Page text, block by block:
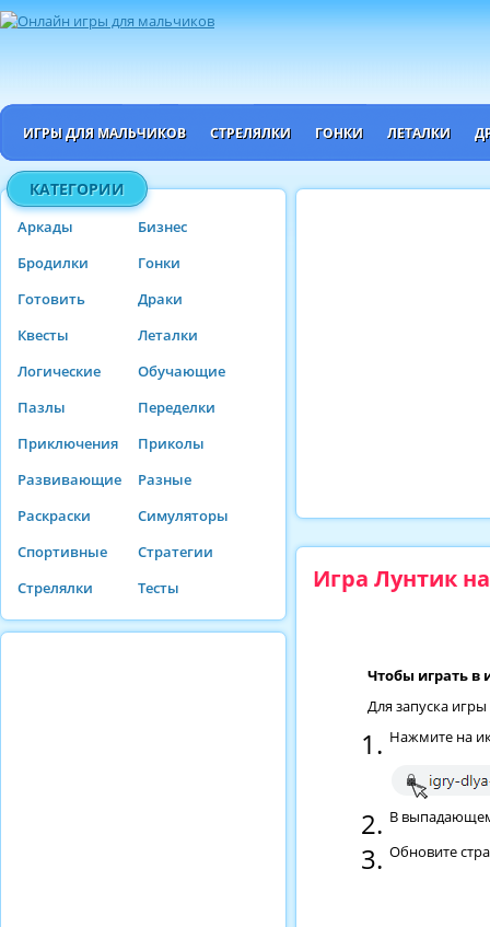
ИГРЫ ДЛЯ МАЛЬЧИКОВ СТРЕЛЯЛКИ ГОНКИ ЛЕТАЛКИ
КАТЕГОРИИ
Аркады
Бизнес
Бродилки
Гонки
Готовить
Драки
Квесты
Леталки
Логические
Обучающие
Пазлы
Переделки
Приключения
Приколы
Развивающие
Разные
Раскраски
Симуляторы
Спортивные
Стратегии
Стрелялки
Тесты Игра Лунтик
Чтобы играть в
Для запуска
Нажмите на
В
Обновите